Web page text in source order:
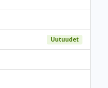
Uutuudet